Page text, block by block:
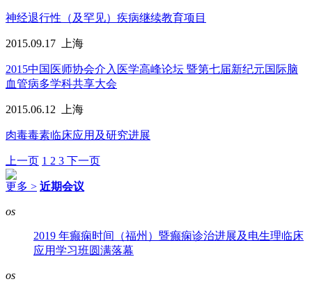
神经退行性（及罕见）疾病继续教育项目
2015.09.17 上海
2015中国医师协会介入医学高峰论坛 暨第七届新纪元国际脑
血管病多学科共享大会
2015.06.12 上海
肉毒毒素临床应用及研究进展
上一页 1 2 3 下一页
更多 > 近期会议
os
2019 年癫痫时间（福州）暨癫痫诊治进展及电生理临床
应用学习班圆满落幕
os